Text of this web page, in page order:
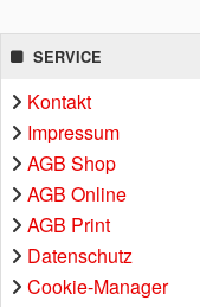
SERVICE
Kontakt
Impressum
AGB Shop
AGB Online
AGB Print
Datenschutz
Cookie-Manager